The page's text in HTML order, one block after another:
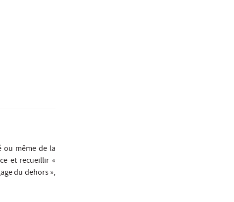
ou même de la
et recueillir «
du dehors »,